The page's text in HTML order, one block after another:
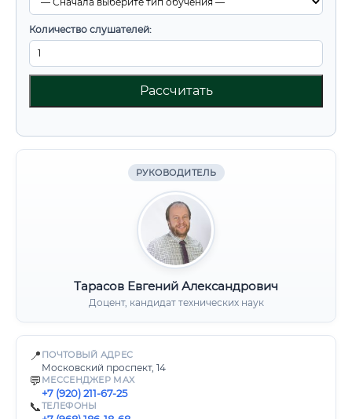
Количество слушателей:
Рассчитать
РУКОВОДИТЕЛЬ
Тарасов Евгений Александрович
Доцент, кандидат технических наук
📍 ПОЧТОВЫЙ АДРЕС
Московский проспект, 14
💬 МЕССЕНДЖЕР MAX
+7 (920) 211-67-25
📞ТЕЛЕФОНЫ